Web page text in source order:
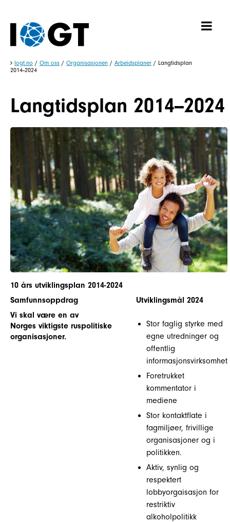
Iogt.no / Om oss / Organisasjonen / Arbeidsplaner / Langtidsplan
2014-­-2024
Langtidsplan 2014-­-2024
10 års utviklingsplan 2014-2024
Samfunnsoppdrag
Utviklingsmål 2024
Vi skal være en av
Norges viktigste ruspolitiske
organisasjoner.
Stor faglig styrke med
egne utredninger og
offentlig
informasjonsvirksomhet
Foretrukket
kommentator i
mediene
Stor kontaktflate i
fagmiljøer, frivillige
organisasjoner og i
politikken.
Aktiv, synlig og
respektert
lobbyorgaisasjon for
restriktiv
alkoholpolitikk